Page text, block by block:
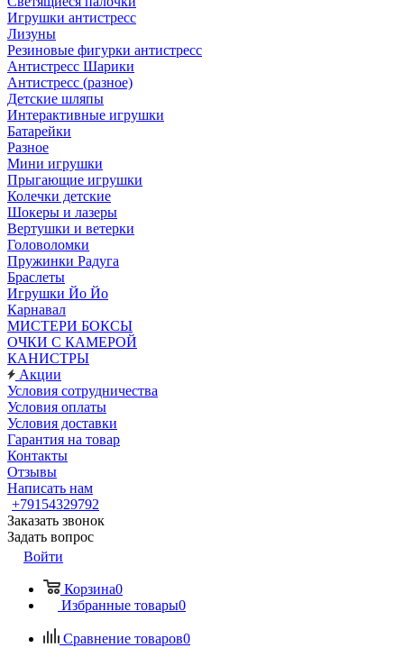
Игрушки антистресс
Лизуны
Резиновые фигурки антистресс
Антистресс Шарики
Антистресс (разное)
Детские шляпы
Интерактивные игрушки
Батарейки
Разное
Мини игрушки
Прыгающие игрушки
Колечки детские
Шокеры и лазеры
Вертушки и ветерки
Головоломки
Пружинки Радуга
Браслеты
Игрушки Йо Йо
Карнавал
МИСТЕРИ БОКСЫ
ОЧКИ С КАМЕРОЙ
КАНИСТРЫ
Акции
Условия сотрудничества
Условия оплаты
Условия доставки
Гарантия на товар
Контакты
Отзывы
Написать нам
+79154329792
Заказать звонок
Задать вопрос
Войти
Корзина0
Избранные товары0
Сравнение товаров0